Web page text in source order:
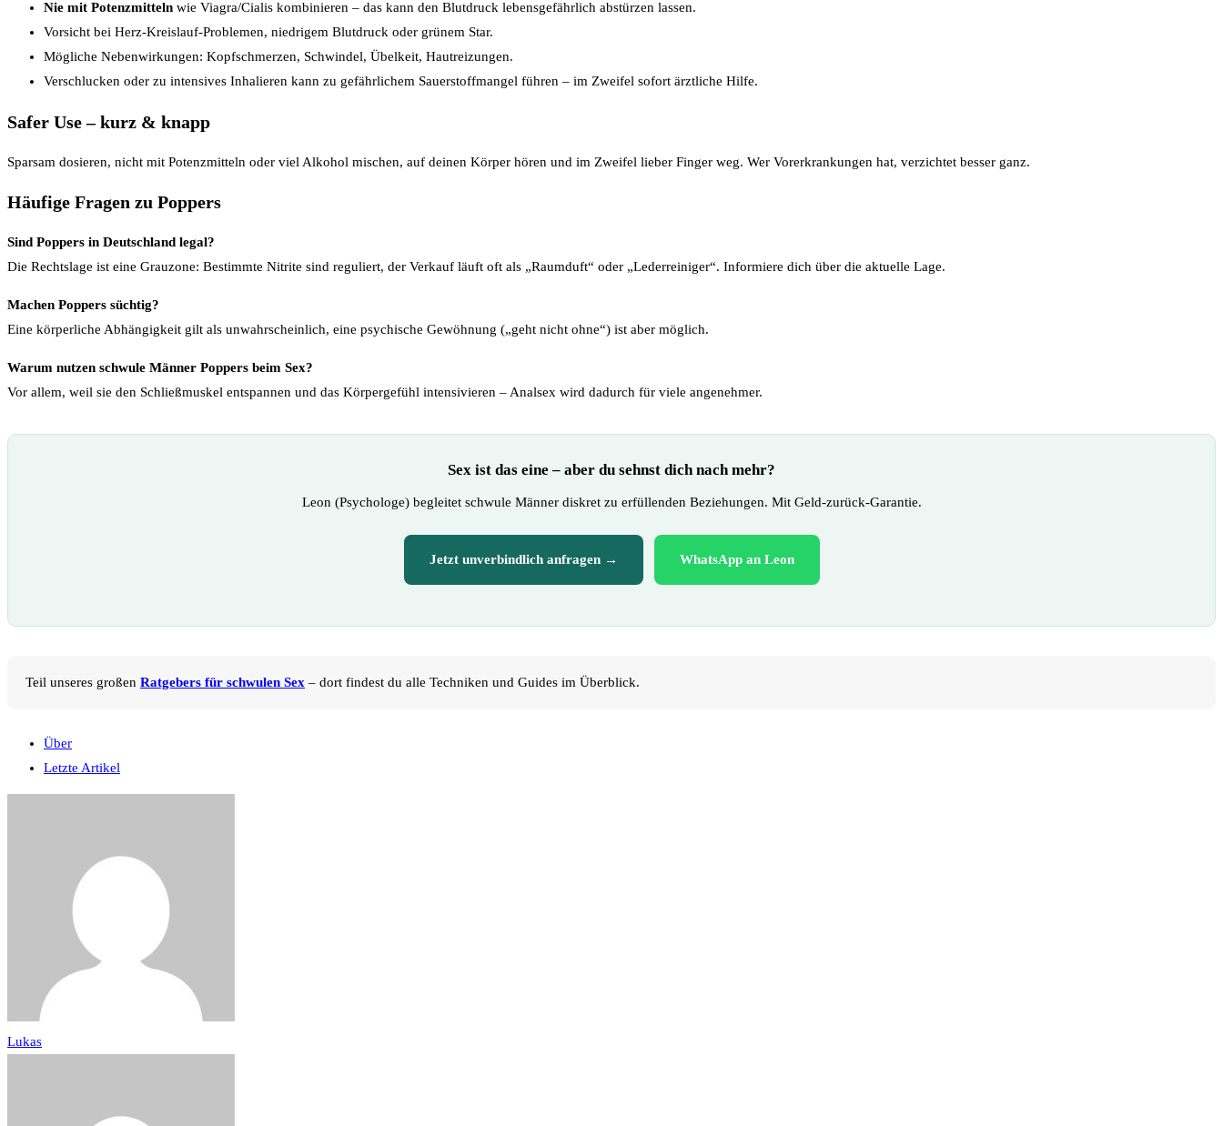
Nie mit Potenzmitteln wie Viagra/Cialis kombinieren – das kann den Blutdruck lebensgefährlich abstürzen lassen.
Vorsicht bei Herz-Kreislauf-Problemen, niedrigem Blutdruck oder grünem Star.
Mögliche Nebenwirkungen: Kopfschmerzen, Schwindel, Übelkeit, Hautreizungen.
Verschlucken oder zu intensives Inhalieren kann zu gefährlichem Sauerstoffmangel führen – im Zweifel sofort ärztliche Hilfe.
Safer Use – kurz & knapp
Sparsam dosieren, nicht mit Potenzmitteln oder viel Alkohol mischen, auf deinen Körper hören und im Zweifel lieber Finger weg. Wer Vorerkrankungen hat, verzichtet besser ganz.
Häufige Fragen zu Poppers
Sind Poppers in Deutschland legal?
Die Rechtslage ist eine Grauzone: Bestimmte Nitrite sind reguliert, der Verkauf läuft oft als „Raumduft“ oder „Lederreiniger“. Informiere dich über die aktuelle Lage.
Machen Poppers süchtig?
Eine körperliche Abhängigkeit gilt als unwahrscheinlich, eine psychische Gewöhnung („geht nicht ohne“) ist aber möglich.
Warum nutzen schwule Männer Poppers beim Sex?
Vor allem, weil sie den Schließmuskel entspannen und das Körpergefühl intensivieren – Analsex wird dadurch für viele angenehmer.
Sex ist das eine – aber du sehnst dich nach mehr?
Leon (Psychologe) begleitet schwule Männer diskret zu erfüllenden Beziehungen. Mit Geld-zurück-Garantie.
Jetzt unverbindlich anfragen → WhatsApp an Leon
Teil unseres großen Ratgebers für schwulen Sex – dort findest du alle Techniken und Guides im Überblick.
Über
Letzte Artikel
Lukas